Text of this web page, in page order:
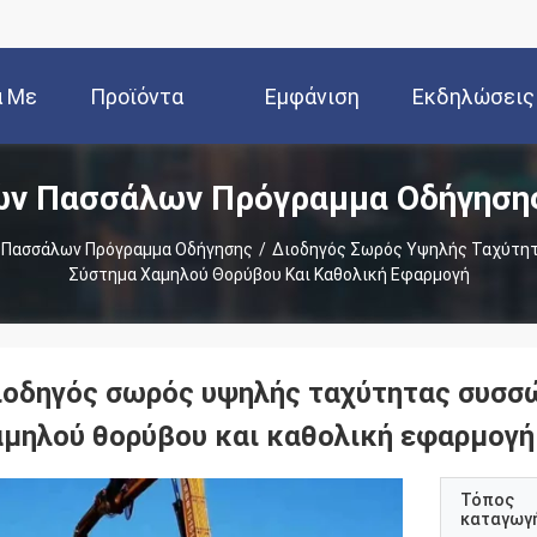
Με Προϊόντα Εμφάνιση
VR
Εκδηλώσεις
Πασσάλων Πρόγραμμα
Πρόγραμμα Οδήγησης / Διοδηγός Σωρός Υψηλής
Σύστημα Χαμηλού Θορύβου Και Καθολική Εφαρμογή
σωρός υψηλής ταχύτητας
θορύβου και καθολική εφαρμογή
Τόπος